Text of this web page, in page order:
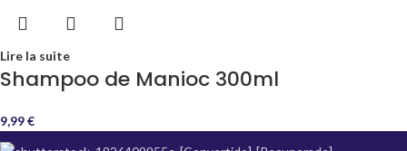
Lire la suite
Shampoo de Manioc 300ml
9,99€